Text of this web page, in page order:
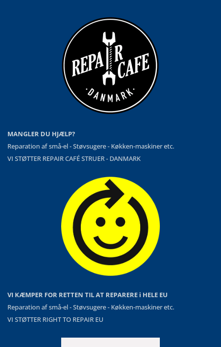
MANGLER DU HJÆLP?
Reparation af små-el - Støvsugere - Køkken-maskiner etc.
VI STØTTER REPAIR CAFÉ STRUER - DANMARK
VI KÆMPER FOR RETTEN TIL AT REPARERE i HELE EU
Reparation af små-el - Støvsugere - Køkken-maskiner etc.
VI STØTTER RIGHT TO REPAIR EU